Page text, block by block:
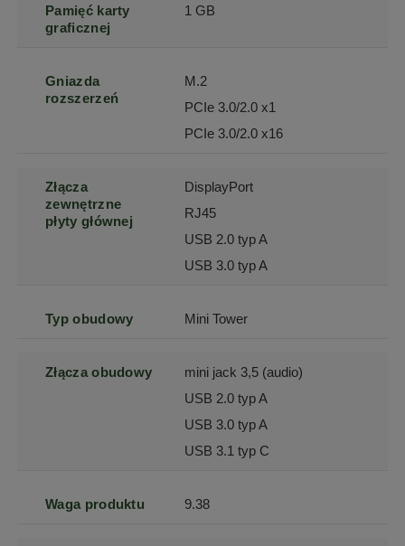
Pamięć karty
graficznej
1 GB
Gniazda
rozszerzeń
M.2
PCIe 3.0/2.0 x1
PCIe 3.0/2.0 x16
Złącza
zewnętrzne
płyty głównej
DisplayPort
RJ45
USB 2.0 typ A
USB 3.0 typ A
Typ obudowy Mini Tower
Złącza obudowy
mini jack 3,5 (audio)
USB 2.0 typ A
USB 3.0 typ A
USB 3.1 typ C
Waga produktu 9.38